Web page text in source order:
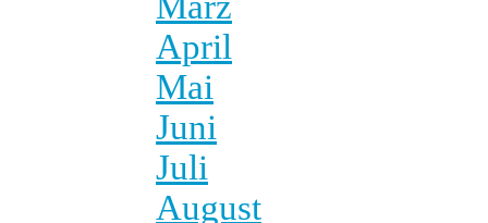
April
Mai
Juni
Juli
August